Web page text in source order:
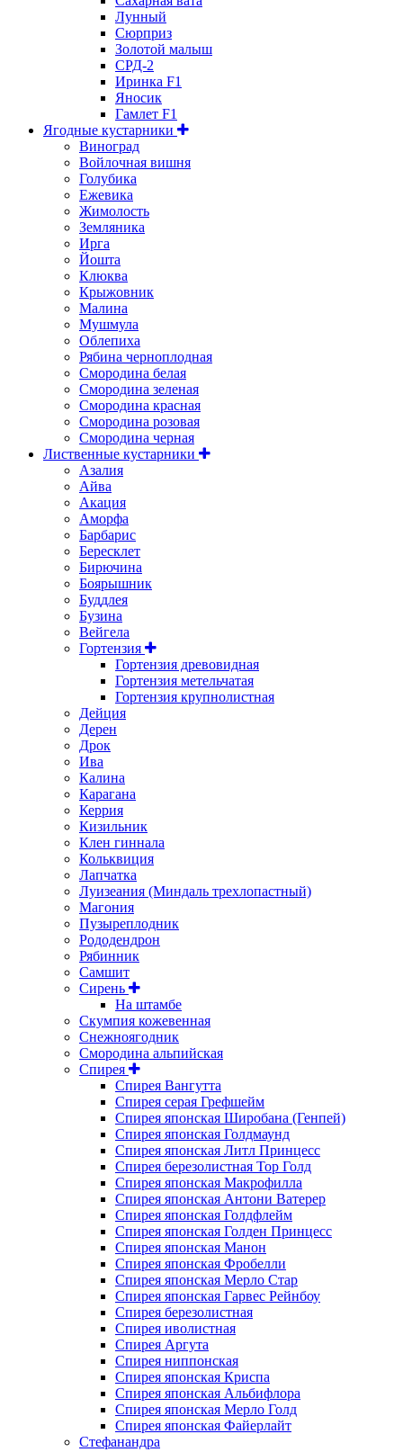
Лунный
Сюрприз
Золотой малыш
СРД-2
Иринка F1
Яносик
Гамлет F1
Ягодные кустарники
Виноград
Войлочная вишня
Голубика
Ежевика
Жимолость
Земляника
Ирга
Йошта
Клюква
Крыжовник
Малина
Мушмула
Облепиха
Рябина черноплодная
Смородина белая
Смородина зеленая
Смородина красная
Смородина розовая
Смородина черная
Лиственные кустарники
Азалия
Айва
Акация
Аморфа
Барбарис
Бересклет
Бирючина
Боярышник
Буддлея
Бузина
Вейгела
Гортензия
Гортензия древовидная
Гортензия метельчатая
Гортензия крупнолистная
Дейция
Дерен
Дрок
Ива
Калина
Карагана
Керрия
Кизильник
Клен гиннала
Кольквиция
Лапчатка
Луизеания (Миндаль трехлопастный)
Магония
Пузыреплодник
Рододендрон
Рябинник
Самшит
Сирень
На штамбе
Скумпия кожевенная
Снежноягодник
Смородина альпийская
Спирея
Спирея Вангутта
Спирея серая Грефшейм
Спирея японская Широбана (Генпей)
Спирея японская Голдмаунд
Спирея японская Литл Принцесс
Спирея березолистная Тор Голд
Спирея японская Макрофилла
Спирея японская Антони Ватерер
Спирея японская Голдфлейм
Спирея японская Голден Принцесс
Спирея японская Манон
Спирея японская Фробелли
Спирея японская Мерло Стар
Спирея японская Гарвес Рейнбоу
Спирея березолистная
Спирея иволистная
Спирея Аргута
Спирея ниппонская
Спирея японская Криспа
Спирея японская Альбифлора
Спирея японская Мерло Голд
Спирея японская Файерлайт
Стефанандра